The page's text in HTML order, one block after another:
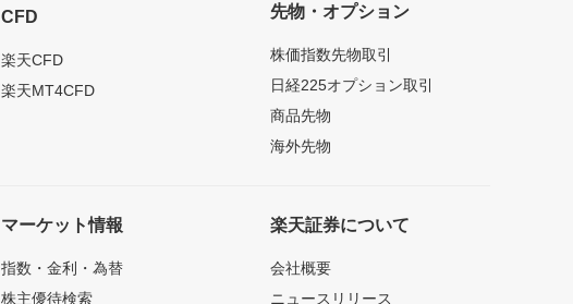
CFD
楽天CFD
楽天MT4CFD
先物・オプション
株価指数先物取引
日経225オプション取引
商品先物
海外先物
マーケット情報
指数・金利・為替
株主優待検索
楽天証券について
会社概要
ニュースリリース